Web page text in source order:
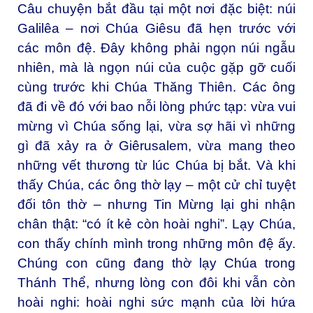
Câu chuyện bắt đầu tại một nơi đặc biệt: núi
Galilêa – nơi Chúa Giêsu đã hẹn trước với
các môn đệ. Đây không phải ngọn núi ngẫu
nhiên, mà là ngọn núi của cuộc gặp gỡ cuối
cùng trước khi Chúa Thăng Thiên. Các ông
đã đi về đó với bao nỗi lòng phức tạp: vừa vui
mừng vì Chúa sống lại, vừa sợ hãi vì những
gì đã xảy ra ở Giêrusalem, vừa mang theo
những vết thương từ lúc Chúa bị bắt. Và khi
thấy Chúa, các ông thờ lạy – một cử chỉ tuyệt
đối tôn thờ – nhưng Tin Mừng lại ghi nhận
chân thật: “có ít kẻ còn hoài nghi”. Lạy Chúa,
con thấy chính mình trong những môn đệ ấy.
Chúng con cũng đang thờ lạy Chúa trong
Thánh Thể, nhưng lòng con đôi khi vẫn còn
hoài nghi: hoài nghi sức mạnh của lời hứa